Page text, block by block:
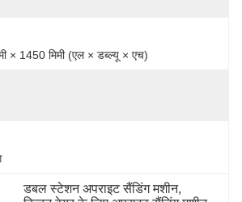
× 1450 मिमी (एल × डब्ल्यू × एच)
डबल स्टेशन अपराइट सैंडिंग मशीन,